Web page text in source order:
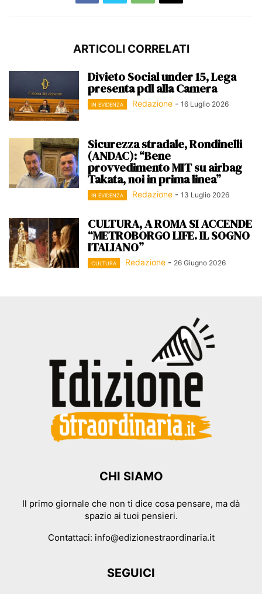
ARTICOLI CORRELATI
Divieto Social under 15, Lega
presenta pdl alla Camera
IN EVIDENZA Redazione - 16 Luglio 2026
Sicurezza stradale, Rondinelli
(ANDAC): “Bene
provvedimento MIT su airbag
Takata, noi in prima linea”
IN EVIDENZA Redazione - 13 Luglio 2026
CULTURA, A ROMA SI ACCENDE
“METROBORGO LIFE. IL SOGNO
ITALIANO”
CULTURA Redazione - 26 Giugno 2026
CHI SIAMO
Il primo giornale che non ti dice cosa pensare, ma dà
spazio ai tuoi pensieri.
Contattaci: info@edizionestraordinaria.it
SEGUICI